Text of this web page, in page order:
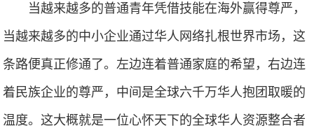
当越来越多的普通青年凭借技能在海外赢得尊严，
当越来越多的中小企业通过华人网络扎根世界市场，这
条路便真正修通了。左边连着普通家庭的希望，右边连
着民族企业的尊严，中间是全球六千万华人抱团取暖的
温度。这大概就是一位心怀天下的全球华人资源整合者